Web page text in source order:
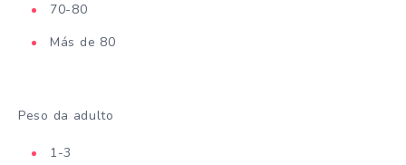
70-80
Más de 80
Peso da adulto
1-3